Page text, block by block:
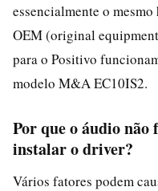
essencialmente o
OEM (original
para o Positivo
modelo M&A EC10IS2.
Por que o áudio não
instalar o driver?
Vários fatores podem